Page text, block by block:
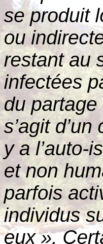
se produit
ou
restant au
infectées
du
s’agit
y a l’auto-
et non
parfois
individus
eux ».